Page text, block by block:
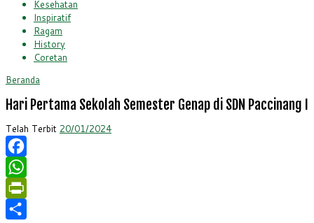
Kesehatan
Inspiratif
Ragam
History
Coretan
Beranda
Hari Pertama Sekolah Semester Genap di SDN Paccinang I
Telah Terbit 20/01/2024
Facebook
WhatsApp
PrintFriendly